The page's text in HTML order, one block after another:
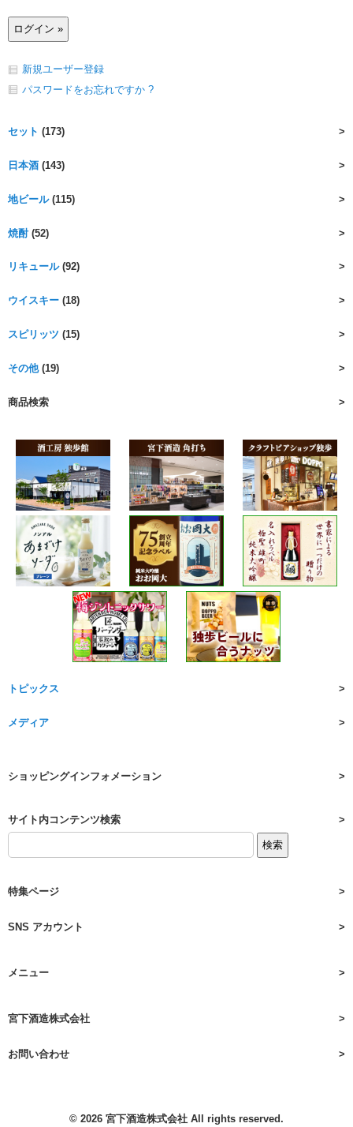
新規ユーザー登録
パスワードをお忘れですか ?
セット (173)
日本酒 (143)
地ビール(115)
焼酎(52)
リキュール(92)
ウイスキー (18)
スピリッツ (15)
その他(19)
商品検索
トピックス
メディア
ショッピングインフォメーション
サイト内コンテンツ検索
特集ページ
SNS アカウント
メニュー
宮下酒造株式会社
お問い合わせ
© 2026 宮下酒造株式会社 All rights reserved.